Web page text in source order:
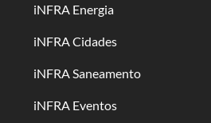
iNFRA Energia
iNFRA Cidades
iNFRA Saneamento
iNFRA Eventos